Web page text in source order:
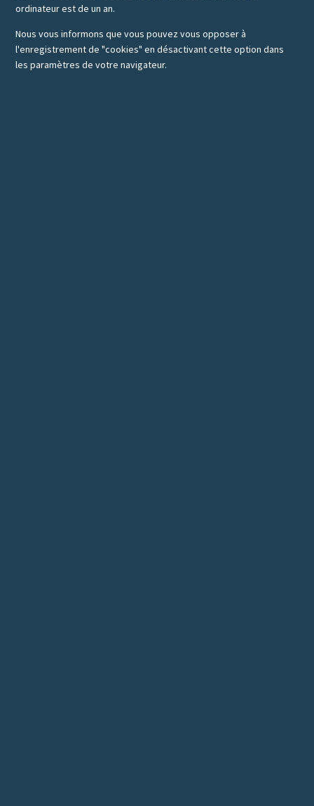
ordinateur est de un an.
Nous vous informons que vous pouvez vous opposer à
l'enregistrement de "cookies" en désactivant cette option dans
les paramètres de votre navigateur.